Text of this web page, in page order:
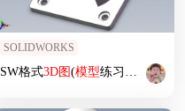
SOLIDWORKS
SW格式3D图(模型练习题)-052